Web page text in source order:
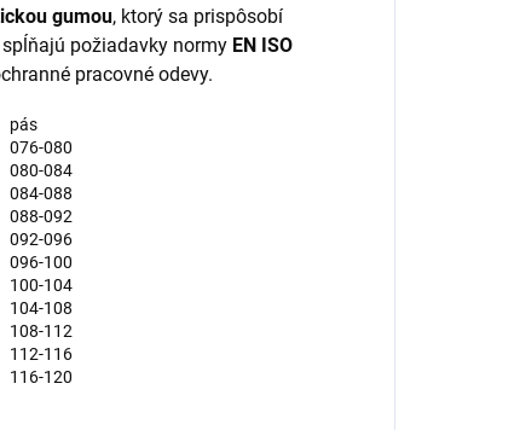
gumou, ktorý sa prispôsobí
požiadavky normy EN ISO
pracovné odevy.
pás
076-080
080-084
084-088
088-092
092-096
096-100
100-104
104-108
108-112
112-116
116-120